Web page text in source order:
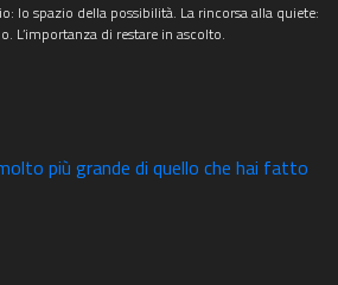
lo spazio della possibilità. La rincorsa alla quiete:
L’importanza di restare in ascolto.